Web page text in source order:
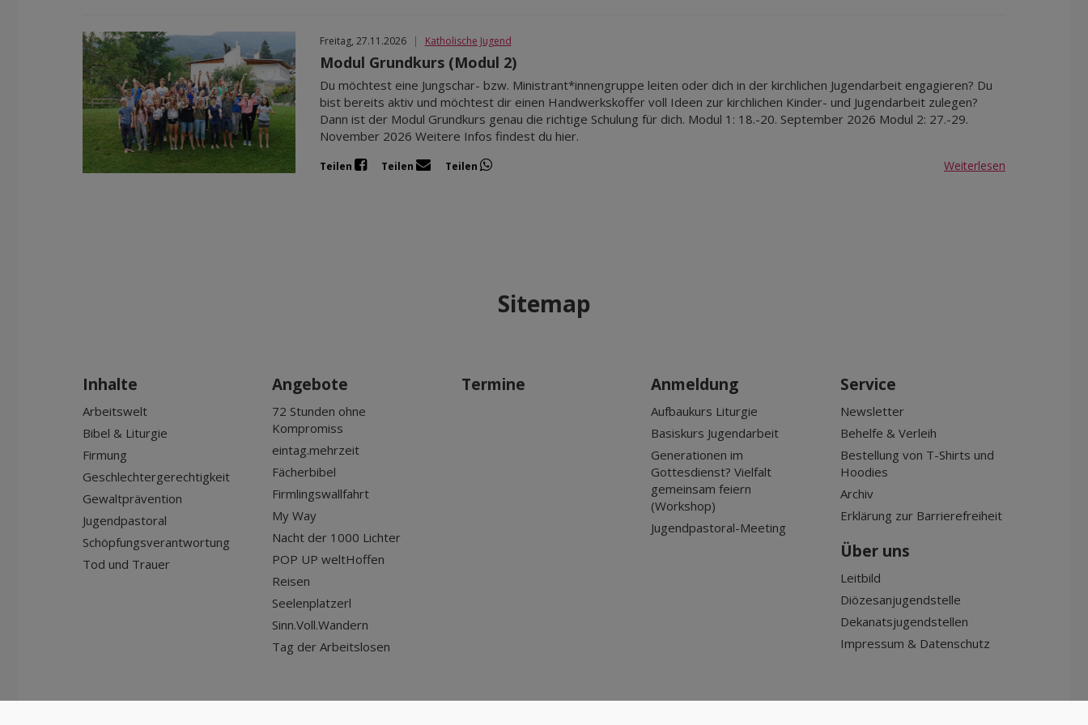
Freitag, 27.11.2026 | Katholische Jugend
Modul Grundkurs (Modul 2)
Du möchtest eine Jungschar- bzw. Ministrant*innengruppe leiten oder dich in der kirchlichen Jugendarbeit engagieren? Du
bist bereits aktiv und möchtest dir einen Handwerkskoffer voll Ideen zur kirchlichen Kinder- und Jugendarbeit zulegen?
Dann ist der Modul Grundkurs genau die richtige Schulung für dich. Modul 1: 18.-20. September 2026 Modul 2: 27.-29.
November 2026 Weitere Infos findest du hier.
Teilen Teilen Teilen Weiterlesen
Sitemap
Inhalte
Arbeitswelt
Bibel & Liturgie
Firmung
Geschlechtergerechtigkeit
Gewaltprävention
Jugendpastoral
Schöpfungsverantwortung
Tod und Trauer
Angebote
72 Stunden ohne
Kompromiss
eintag.mehrzeit
Fächerbibel
Firmlingswallfahrt
My Way
Nacht der 1000 Lichter
POP UP weltHoffen
Reisen
Seelenplatzerl
Sinn.Voll.Wandern
Tag der Arbeitslosen
Termine Anmeldung
Aufbaukurs Liturgie
Basiskurs Jugendarbeit
Generationen im
Gottesdienst? Vielfalt
gemeinsam feiern
(Workshop)
Jugendpastoral-Meeting
Service
Newsletter
Behelfe & Verleih
Bestellung von T-Shirts und
Hoodies
Archiv
Erklärung zur Barrierefreiheit
Über uns
Leitbild
Diözesanjugendstelle
Dekanatsjugendstellen
Impressum & Datenschutz